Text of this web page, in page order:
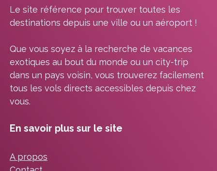
Le site référence pour trouver toutes les
destinations depuis une ville ou un aéroport !
Que vous soyez à la recherche de vacances
exotiques au bout du monde ou un city-trip
dans un pays voisin, vous trouverez facilement
tous les vols directs accessibles depuis chez
vous.
En savoir plus sur le site
A propos